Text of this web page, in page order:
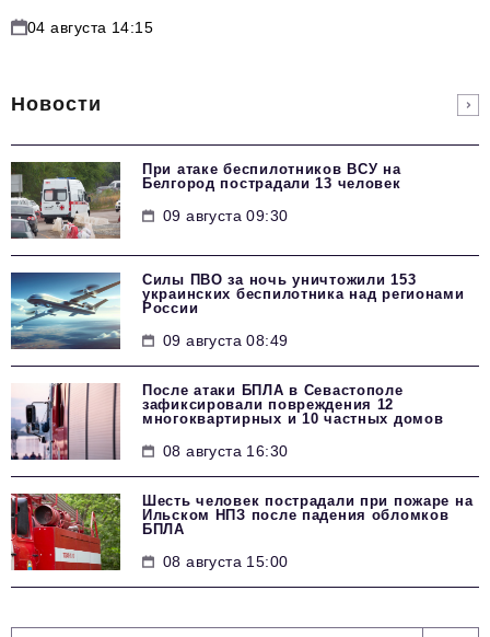
04 августа 14:15
Новости
При атаке беспилотников ВСУ на
Белгород пострадали 13 человек
09 августа 09:30
Силы ПВО за ночь уничтожили 153
украинских беспилотника над регионами
России
09 августа 08:49
После атаки БПЛА в Севастополе
зафиксировали повреждения 12
многоквартирных и 10 частных домов
08 августа 16:30
Шесть человек пострадали при пожаре на
Ильском НПЗ после падения обломков
БПЛА
08 августа 15:00